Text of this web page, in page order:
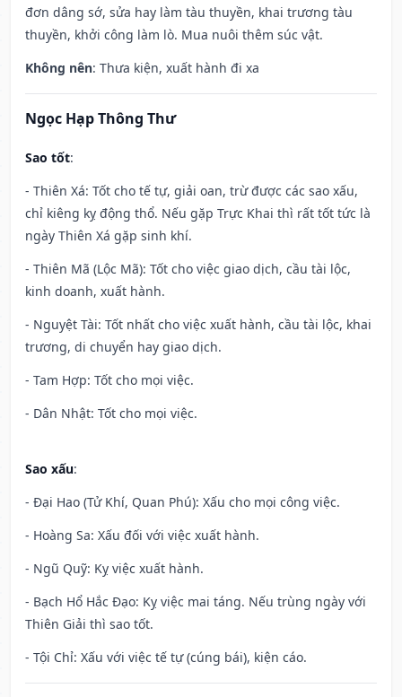
đơn dâng sớ, sửa hay làm tàu thuyền, khai trương tàu
thuyền, khởi công làm lò. Mua nuôi thêm súc vật.
Không nên: Thưa kiện, xuất hành đi xa
Ngọc Hạp Thông Thư
Sao tốt:
- Thiên Xá: Tốt cho tế tự, giải oan, trừ được các sao xấu,
chỉ kiêng kỵ động thổ. Nếu gặp Trực Khai thì rất tốt tức là
ngày Thiên Xá gặp sinh khí.
- Thiên Mã (Lộc Mã): Tốt cho việc giao dịch, cầu tài lộc,
kinh doanh, xuất hành.
- Nguyệt Tài: Tốt nhất cho việc xuất hành, cầu tài lộc, khai
trương, di chuyển hay giao dịch.
- Tam Hợp: Tốt cho mọi việc.
- Dân Nhật: Tốt cho mọi việc.
Sao xấu:
- Đại Hao (Tử Khí, Quan Phú): Xấu cho mọi công việc.
- Hoàng Sa: Xấu đối với việc xuất hành.
- Ngũ Quỹ: Kỵ việc xuất hành.
- Bạch Hổ Hắc Đạo: Kỵ việc mai táng. Nếu trùng ngày với
Thiên Giải thì sao tốt.
- Tội Chỉ: Xấu với việc tế tự (cúng bái), kiện cáo.